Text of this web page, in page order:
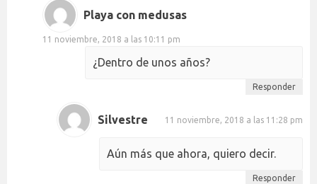
Playa con medusas
11 noviembre, 2018 a las 10:11 pm
¿Dentro de unos años?
Responder
Silvestre 11 noviembre, 2018 a las 11:28 pm
Aún más que ahora, quiero decir.
Responder